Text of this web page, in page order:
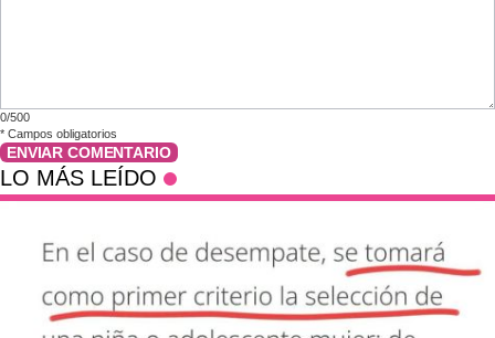
0/500
* Campos obligatorios
ENVIAR COMENTARIO
LO MÁS LEÍDO